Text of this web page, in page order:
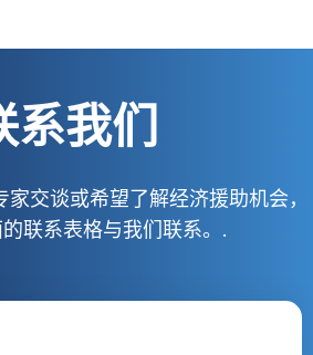
系我们
交谈或希望了解经济援助机会，
联系表格与我们联系。.